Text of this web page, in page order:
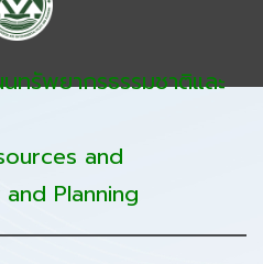
ทรัพยากรธรรมชาติและ
and
Planning